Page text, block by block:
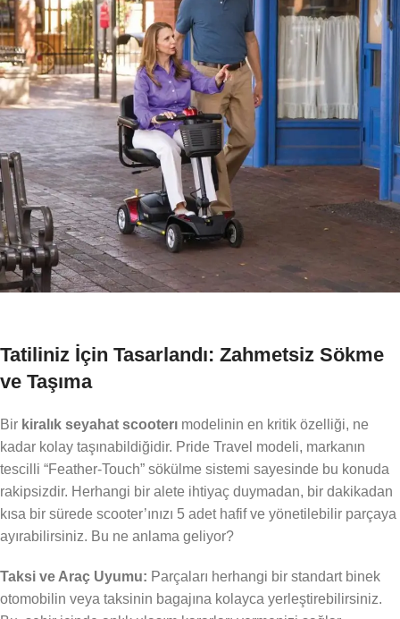
Tatiliniz İçin Tasarlandı: Zahmetsiz Sökme
ve Taşıma
Bir kiralık seyahat scooterı modelinin en kritik özelliği, ne
kadar kolay taşınabildiğidir. Pride Travel modeli, markanın
tescilli “Feather-Touch” sökülme sistemi sayesinde bu konuda
rakipsizdir. Herhangi bir alete ihtiyaç duymadan, bir dakikadan
kısa bir sürede scooter’ınızı 5 adet hafif ve yönetilebilir parçaya
ayırabilirsiniz. Bu ne anlama geliyor?
Taksi ve Araç Uyumu: Parçaları herhangi bir standart binek
otomobilin veya taksinin bagajına kolayca yerleştirebilirsiniz.